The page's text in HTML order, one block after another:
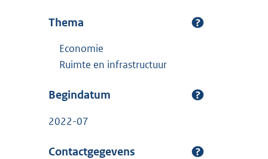
Thema
Economie
Ruimte en infrastructuur
Begindatum
2022-07
Contactgegevens